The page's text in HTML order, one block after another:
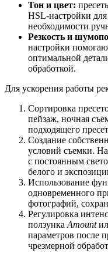
Тон и цвет:
HSL-настройки
необходимости
Резкость и
настройки
оптимальной
обработкой.
Для ускорения работы
Сортировка
пейзаж, ночная
подходящего
Создание
условий съемки.
с постоянным
белого и
Использование
одновременного
фотографий,
Регулировка
ползунка Amount
параметров после
чрезмерной